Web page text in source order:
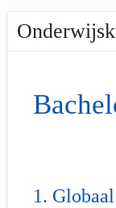
Globaal